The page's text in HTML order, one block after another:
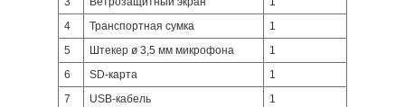
4
Транспортная сумка
1
5
Штекер ø 3,5 мм микрофона
1
6
SD-карта
1
7
USB-кабель 1